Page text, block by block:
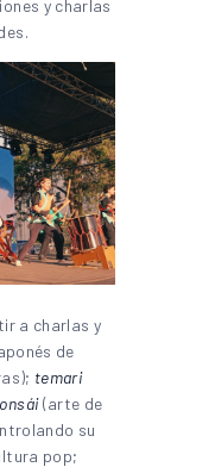
y charlas
a charlas y
de
temari
(arte de
su
pop;